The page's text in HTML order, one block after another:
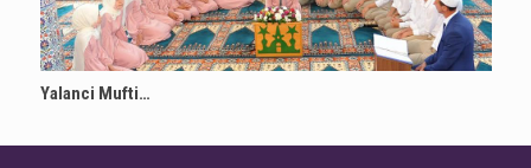
Yalanci Mufti…